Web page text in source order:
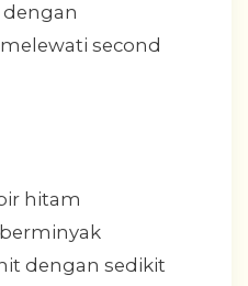
second
hitam
dengan sedikit